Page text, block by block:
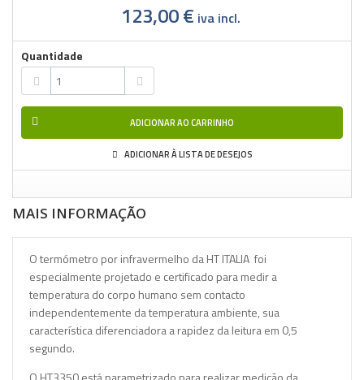
123,00 € iva incl.
Quantidade
ADICIONAR AO CARRINHO
ADICIONAR À LISTA DE DESEJOS
MAIS INFORMAÇÃO
O termómetro por infravermelho da HT ITALIA foi
especialmente projetado e certificado para medir a
temperatura do corpo humano sem contacto
independentemente da temperatura ambiente, sua
característica diferenciadora a rapidez da leitura em 0,5
segundo.